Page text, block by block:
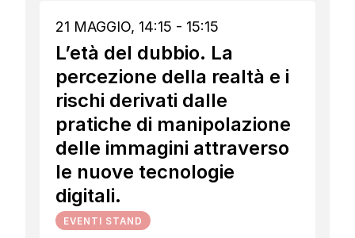
21 MAGGIO, 14:15 - 15:15
L’età del dubbio. La
percezione della realtà e i
rischi derivati dalle
pratiche di manipolazione
delle immagini attraverso
le nuove tecnologie
digitali.
EVENTI STAND